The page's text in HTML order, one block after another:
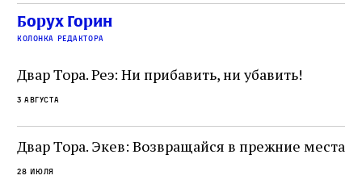
убеждённый в необходимости исправления, и
читатель, воспринимающий исправление как
не просто покровитель переводчиков,
окружённый книгами. Перед нами человек,
одно решение которого вызвало возмущение
целой общины и стало частью многовекового
спора о том, кому принадлежит последнее
слово в переводе Библии
Борух Горин
колонка редактора
Двар Тора. Реэ: Ни прибавить, ни убавить!
3 августа
Двар Тора. Экев: Возвращайся в прежние места
28 июля